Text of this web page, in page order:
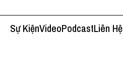
Sự KiệnVideoPodcastLiên Hệ